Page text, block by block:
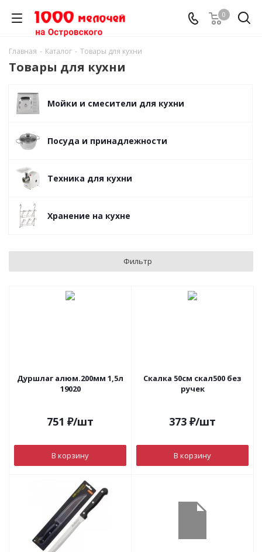
0
Главная - Каталог - Товары для кухни
Товары для кухни
Мойки и смесители для кухни
Посуда и принадлежности
Техника для кухни
Хранение на кухне
Фильтр
Дуршлаг алюм.200мм 1,5л
19020
751 ₽/шт
В корзину
Скалка 50см скал500 без
ручек
373 ₽/шт
В корзину